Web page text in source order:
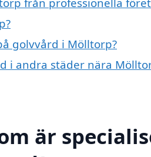
golvvård i Mölltorp?
i andra städer nära
är